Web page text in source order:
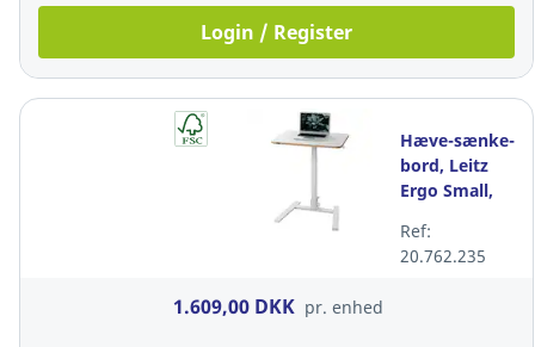
Login / Register
Hæve-sænke-
bord, Leitz
Ergo Small,
46 cm, hvid
Ref:
20.762.235
1.609,00 DKK pr. enhed